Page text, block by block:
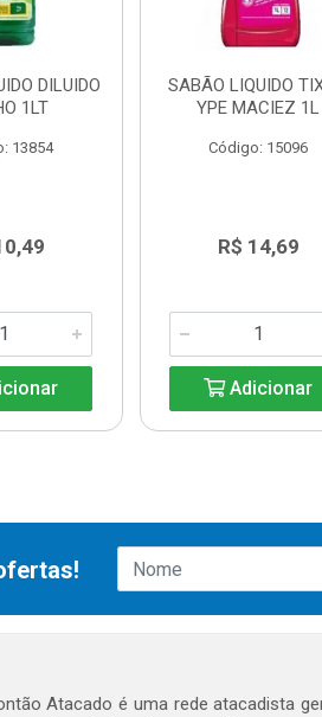
DILUIDO
1LT
13854
SABÃO LIQUIDO
YPE MACIEZ 1L
Código: 15096
R$ 14,69
Adicionar
Atacado é uma rede atacadista